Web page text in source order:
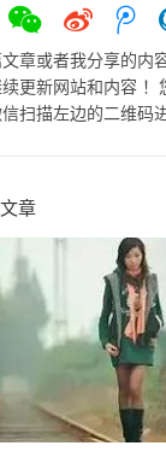
微
微
ヽ
`Д
´-)
ノ
章或者我分享的内
更新网站和内容 ！
扫描左边的二维码
章